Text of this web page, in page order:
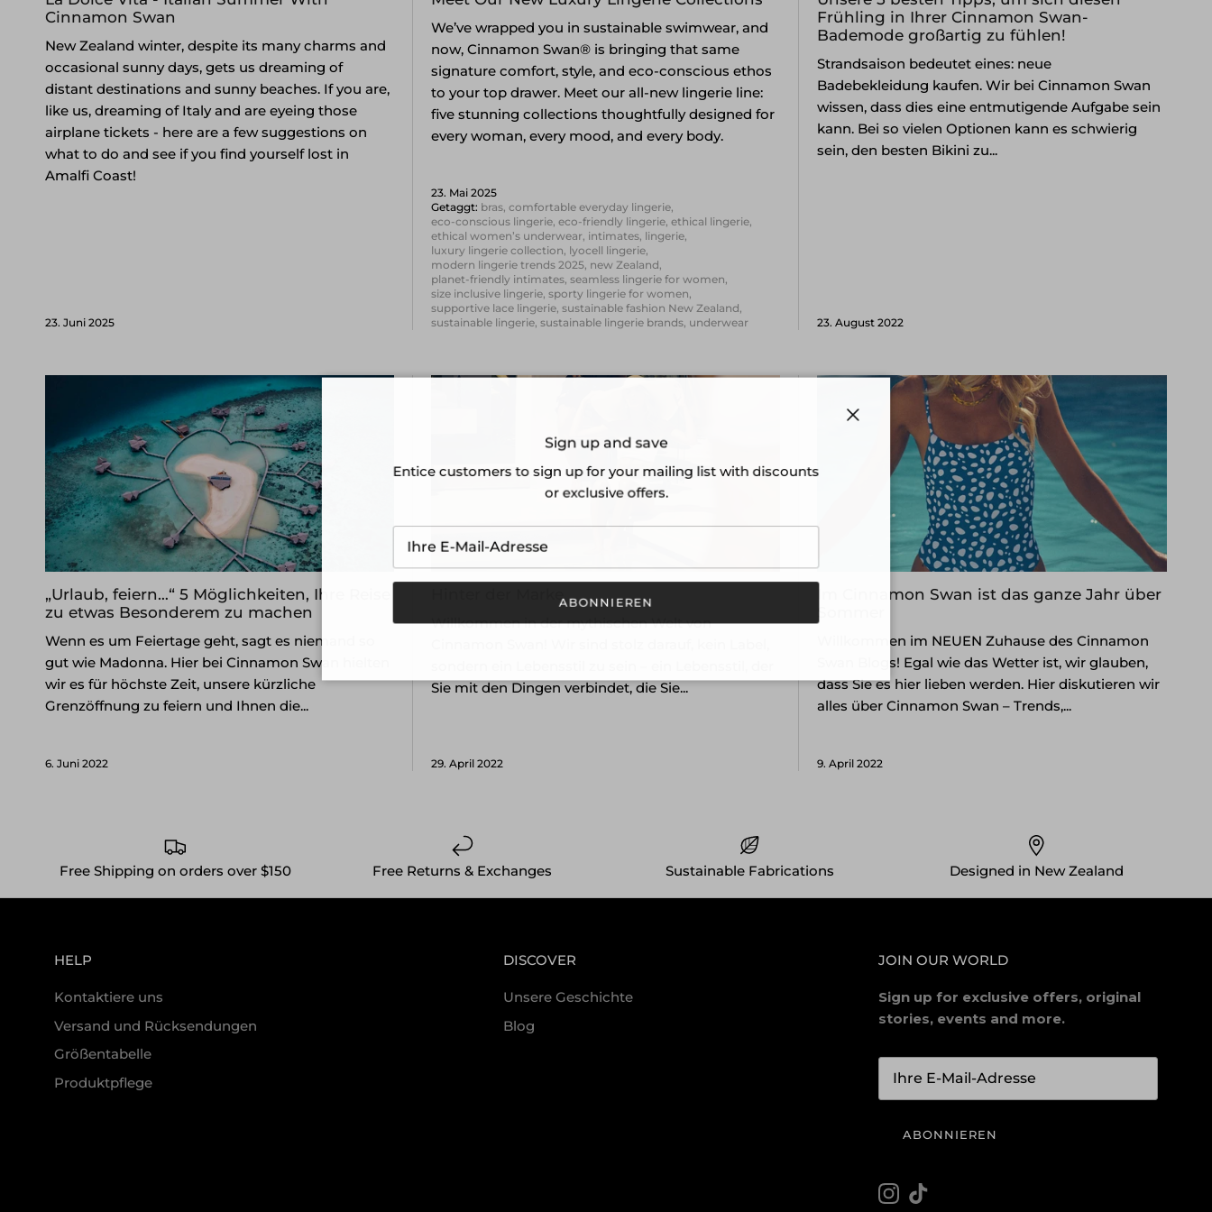
Cinnamon Swan
New Zealand winter, despite its many charms and
occasional sunny days, gets us dreaming of
distant destinations and sunny beaches. If you are,
like us, dreaming of Italy and are eyeing those
airplane tickets - here are a few suggestions on
what to do and see if you find yourself lost in
Amalfi Coast!
23. Juni 2025
We’ve wrapped you in sustainable swimwear, and
now, Cinnamon Swan® is bringing that same
signature comfort, style, and eco-conscious ethos
to your top drawer. Meet our all-new lingerie line:
five stunning collections thoughtfully designed for
every woman, every mood, and every body.
23. Mai 2025
Getaggt: bras comfortable everyday lingerie
eco-conscious lingerie eco-friendly lingerie ethical lingerie
ethical women’s underwear intimates lingerie
luxury lingerie collection lyocell lingerie
modern lingerie trends 2025 new Zealand
planet-friendly intimates seamless lingerie for women
size inclusive lingerie sporty lingerie for women
supportive lace lingerie sustainable fashion New Zealand
sustainable lingerie sustainable lingerie brands underwear
Frühling in Ihrer Cinnamon Swan-
Bademode großartig zu fühlen!
Strandsaison bedeutet eines: neue
Badebekleidung kaufen. Wir bei Cinnamon Swan
wissen, dass dies eine entmutigende Aufgabe sein
kann. Bei so vielen Optionen kann es schwierig
sein, den besten Bikini zu...
23. August 2022
„Urlaub, feiern…“ 5 Möglichkeiten, Ihre Reise
zu etwas Besonderem zu machen
Wenn es um Feiertage geht, sagt es niemand so
gut wie Madonna. Hier bei Cinnamon Swan hielten
wir es für höchste Zeit, unsere kürzliche
Grenzöffnung zu feiern und Ihnen die...
6. Juni 2022
Hinter der Marke
Willkommen in der mythischen Welt von
Sie mit den Dingen verbindet, die Sie...
29. April 2022
Im Cinnamon Swan ist das ganze Jahr über
Willkommen im NEUEN Zuhause des Cinnamon
Swan Blogs! Egal wie das Wetter ist, wir glauben,
dass Sie es hier lieben werden. Hier diskutieren wir
alles über Cinnamon Swan – Trends,...
9. April 2022
Free Shipping on orders over $150 Free Returns & Exchanges Sustainable Fabrications Designed in New Zealand
HELP
Kontaktiere uns
Versand und Rücksendungen
Größentabelle
Produktpflege
DISCOVER
Unsere Geschichte
Blog
JOIN OUR WORLD
Sign up for exclusive offers, original
stories, events and more.
ABONNIEREN
Instagram
TikTok
Schließen
Sign up and save
Entice customers to sign up for your mailing list with discounts
or exclusive offers.
ABONNIEREN